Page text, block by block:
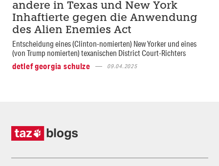
andere in Texas und New York
Inhaftierte gegen die Anwendung
des Alien Enemies Act
Entscheidung eines (Clinton-nomierten) New Yorker und eines
(von Trump nomierten) texanischen District Court-Richters
detlef georgia schulze
09.04.2025